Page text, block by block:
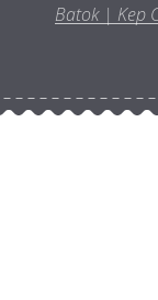
Batok | Kep